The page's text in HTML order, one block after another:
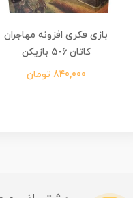
بازی فکری افزونه مهاجران
کاتان 6-5 بازیکن
840,000 تومان